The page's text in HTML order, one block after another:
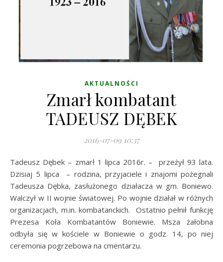
AKTUALNOŚCI
Zmarł kombatant
TADEUSZ DĘBEK
2016-07-09 10:37
Tadeusz Dębek – zmarł 1 lipca 2016r. – przeżył 93 lata.
Dzisiaj 5 lipca – rodzina, przyjaciele i znajomi pożegnali
Tadeusza Dębka, zasłużonego działacza w gm. Boniewo.
Walczył w II wojnie światowej. Po wojnie działał w różnych
organizacjach, m.in. kombatanckich. Ostatnio pełnił funkcję
Prezesa Koła Kombatantów Boniewie. Msza żałobna
odbyła się w kościele w Boniewie o godz. 14, po niej
ceremonia pogrzebowa na cmentarzu.